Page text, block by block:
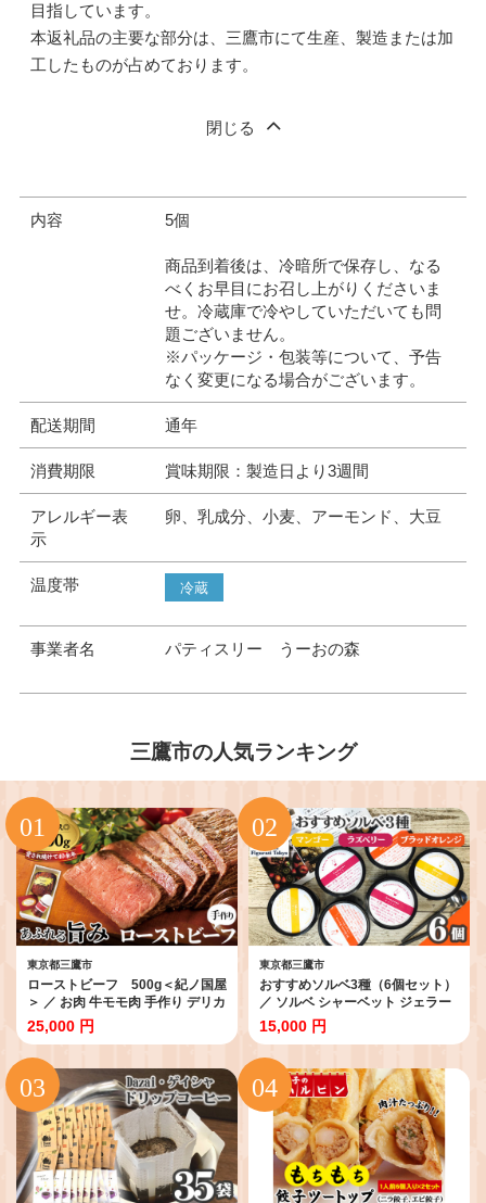
目指しています。
本返礼品の主要な部分は、三鷹市にて生産、製造または加
工したものが占めております。
閉じる
内容 5個
商品到着後は、冷暗所で保存し、なる
べくお早目にお召し上がりくださいま
せ。冷蔵庫で冷やしていただいても問
題ございません。
※パッケージ・包装等について、予告
なく変更になる場合がございます。
配送期間 通年
消費期限 賞味期限：製造日より3週間
アレルギー表
示
卵、乳成分、小麦、アーモンド、大豆
温度帯 冷蔵
事業者名 パティスリー うーおの森
三鷹市の人気ランキング
東京都三鷹市
ローストビーフ 500g＜紀ノ国屋
＞ ／ お肉 牛モモ肉 手作り デリカ
テッセン 食べ応え ジューシー 香
ばしい 低温調理 500g 食事用 贈答
用 贈り物 食卓 お取り寄せ 家庭用
モモ肉 伝統製法 手作り 東京都
[No.099]
25,000 円
東京都三鷹市
おすすめソルベ3種（6個セット）
／ ソルベ シャーベット ジェラー
ト フルーツソルベ ブラッドオレ
ンジ マンゴー ラズベリー 食べ比
べ アイス スイーツ お取り寄せ ギ
フト プレゼント 冷凍 デザート さ
っぱり 東京都 [No.141]
15,000 円